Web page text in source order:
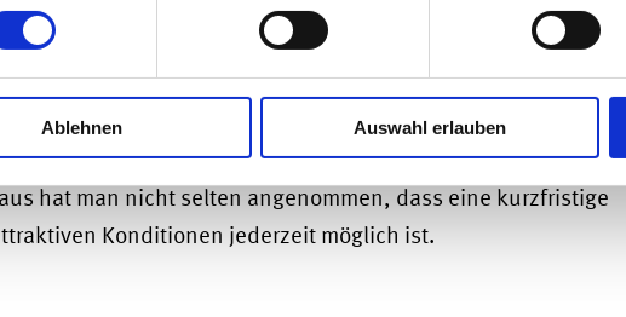
Ablehnen Auswahl erlauben
erworben worden, oder sie wurden mit weniger
Zeiten unterlegt.
zum Erliegen der Zahlungseingänge auf unbestimmte
nicht berücksichtigt. Sie wurden als stark unwahrscheinlich
hat man nicht selten angenommen, dass eine kurzfristige
Konditionen jederzeit möglich ist.